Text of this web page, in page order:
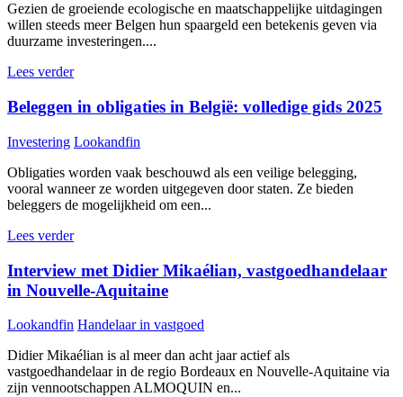
Gezien de groeiende ecologische en maatschappelijke uitdagingen
willen steeds meer Belgen hun spaargeld een betekenis geven via
duurzame investeringen....
Lees verder
Beleggen in obligaties in België: volledige gids 2025
Investering Lookandfin
Obligaties worden vaak beschouwd als een veilige belegging,
vooral wanneer ze worden uitgegeven door staten. Ze bieden
beleggers de mogelijkheid om een...
Lees verder
Interview met Didier Mikaélian, vastgoedhandelaar
in Nouvelle-Aquitaine
Lookandfin Handelaar in vastgoed
Didier Mikaélian is al meer dan acht jaar actief als
vastgoedhandelaar in de regio Bordeaux en Nouvelle-Aquitaine via
zijn vennootschappen ALMOQUIN en...